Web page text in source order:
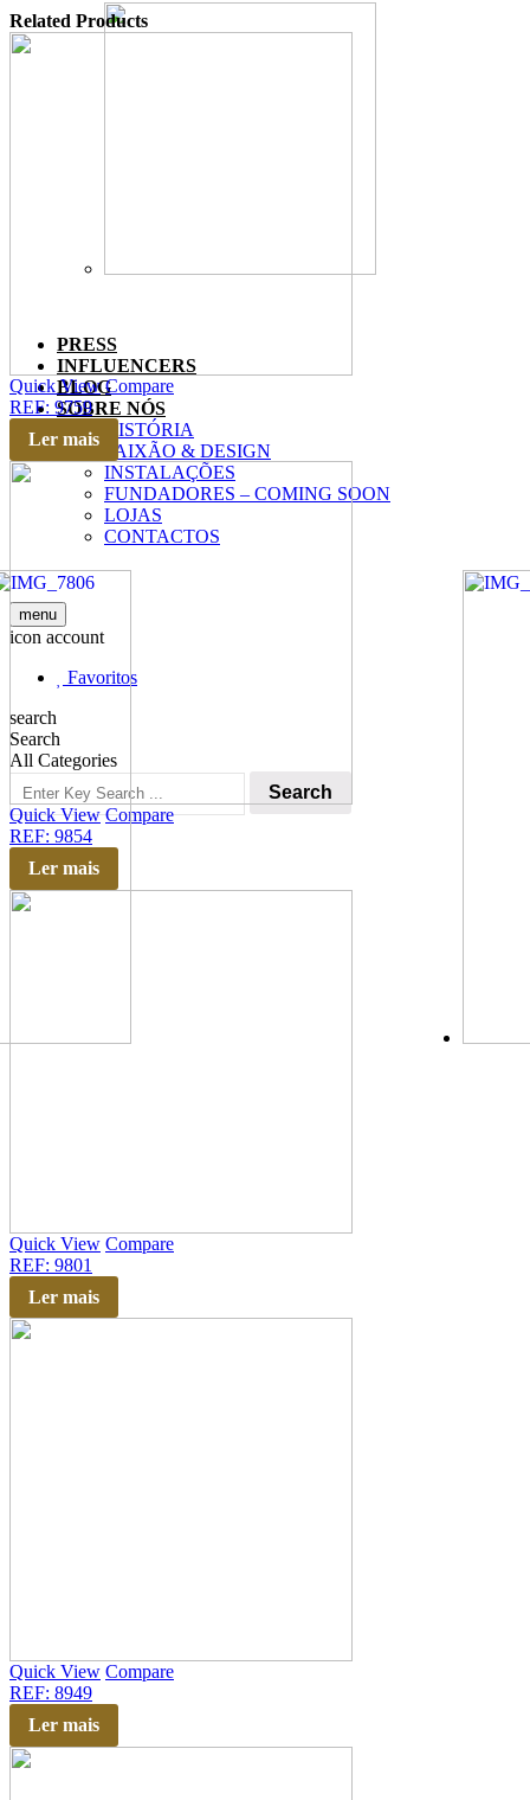
PRESS
INFLUENCERS
BLOG
SOBRE NÓS
HISTÓRIA
PAIXÃO & DESIGN
INSTALAÇÕES
FUNDADORES – COMING SOON
LOJAS
CONTACTOS
menu
icon account
Favoritos
search
Search
All Categories
Search
Related Products
Quick View Compare
REF: 9759
Ler mais
Quick View Compare
REF: 9854
Ler mais
Quick View Compare
REF: 9801
Ler mais
Quick View Compare
REF: 8949
Ler mais